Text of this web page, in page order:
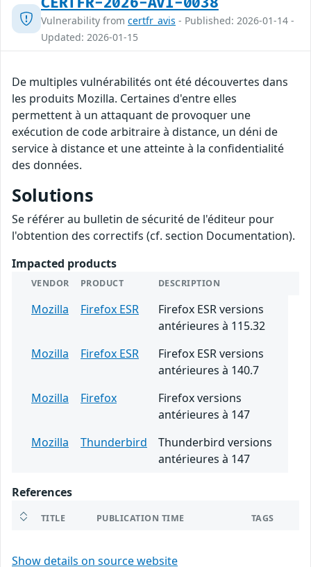
Vulnerability from certfr_avis - Published: 2026-01-14 -
Updated: 2026-01-15
De multiples vulnérabilités ont été découvertes dans
les produits Mozilla. Certaines d'entre elles
permettent à un attaquant de provoquer une
exécution de code arbitraire à distance, un déni de
service à distance et une atteinte à la confidentialité
des données.
Solutions
Se référer au bulletin de sécurité de l'éditeur pour
l'obtention des correctifs (cf. section Documentation).
Impacted products
VENDOR PRODUCT DESCRIPTION
Mozilla Firefox ESR
Firefox ESR versions
antérieures à 115.32
Mozilla
Firefox ESR
Firefox ESR versions
antérieures à 140.7
Mozilla
Firefox
Firefox versions
antérieures à 147
Mozilla
Thunderbird
Thunderbird versions
antérieures à 147
References
TITLE PUBLICATION TIME TAGS
Show details on source website